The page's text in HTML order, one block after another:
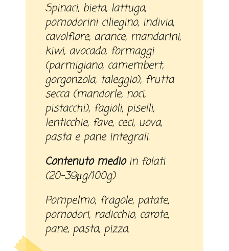
Spinaci, bieta, lattuga,
pomodorini ciliegino, indivia,
cavolfiore, arance, mandarini,
kiwi, avocado, formaggi
(parmigiano, camembert,
gorgonzola, taleggio), frutta
secca (mandorle, noci,
pistacchi), fagioli, piselli,
lenticchie, fave, ceci, uova,
pasta e pane integrali.
Contenuto medioin folati
(20-39μg/100g)
Pompelmo, fragole, patate,
pomodori, radicchio, carote,
pane, pasta, pizza.